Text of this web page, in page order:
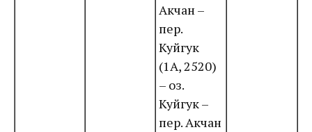
Акчан –
пер.
Куйгук
(1А, 2520)
– оз.
Куйгук –
пер. Акчан